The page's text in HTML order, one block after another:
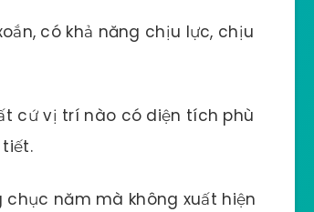
có khả năng chịu lực, chịu
cứ vị trí nào có diện tích phù
năm mà không xuất hiện